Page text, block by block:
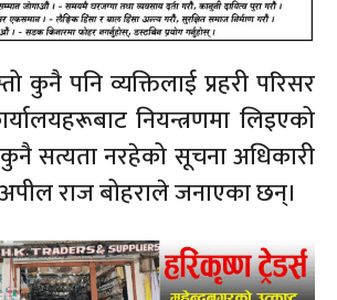
कुनै पनि व्यक्तिलाई प्रहरी परिसर
नियन्त्रणमा लिइएको
सत्यता नरहेको सूचना अधिकारी
अपील राज बोहराले जनाएका छन्।